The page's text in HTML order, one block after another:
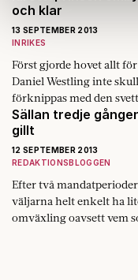
information som du
samlat in när du har
Om du vill läsa mer
kan du göra dethär.
och klar
13 SEPTEMBER 2013
INRIKES
Först gjorde hovet allt
Daniel Westling inte
förknippas med den
träningsstudio där han
träffade Victoria. Nu gör
precis tvärtom.
Sällan tredje
gillt
12 SEPTEMBER 2013
REDAKTIONSBLOGGEN
Efter två
väljarna helt enkelt ha
omväxling oavsett vem